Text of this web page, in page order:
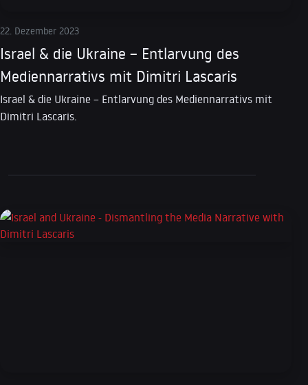
22. Dezember 2023
Israel & die Ukraine – Entlarvung des
Mediennarrativs mit Dimitri Lascaris
Israel & die Ukraine – Entlarvung des Mediennarrativs mit
Dimitri Lascaris.